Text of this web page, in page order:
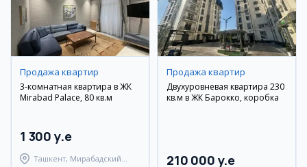
Продажа квартир
3-комнатная квартира в ЖК
Mirabad Palace, 80 кв.м
1 300 y.e
Ташкент, Мирабадский
Продажа квартир
Двухуровневая квартира 230
кв.м в ЖК Барокко, коробка
210 000 y.e